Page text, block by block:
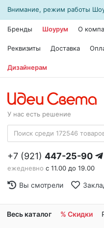
Внимание, режим работы
Бренды Шоурум О
Реквизиты Доставка
Дизайнерам
У нас есть решение
+7 (921) 447-25-90
ежедневно с 11.00 до 19.00
Вы смотрели
Весь каталог % Скидки